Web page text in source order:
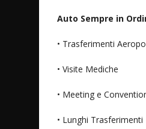
Auto Sempre in
• Trasferimenti
• Visite Mediche
• Meeting e
• Lunghi Trasferimenti